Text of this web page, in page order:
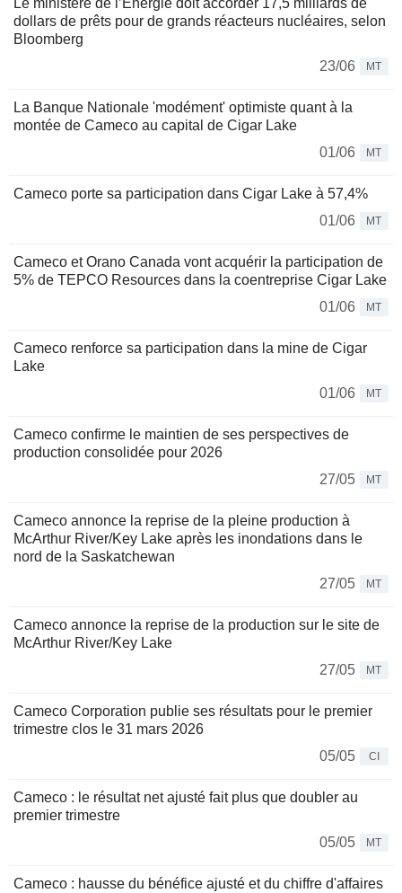
Le ministère de l’Énergie doit accorder 17,5 milliards de
dollars de prêts pour de grands réacteurs nucléaires, selon
Bloomberg
23/06
MT
La Banque Nationale 'modément' optimiste quant à la
montée de Cameco au capital de Cigar Lake
01/06
MT
Cameco porte sa participation dans Cigar Lake à 57,4%
01/06
MT
Cameco et Orano Canada vont acquérir la participation de
5% de TEPCO Resources dans la coentreprise Cigar Lake
01/06
MT
Cameco renforce sa participation dans la mine de Cigar
Lake
01/06
MT
Cameco confirme le maintien de ses perspectives de
production consolidée pour 2026
27/05
MT
Cameco annonce la reprise de la pleine production à
McArthur River/Key Lake après les inondations dans le
nord de la Saskatchewan
27/05
MT
Cameco annonce la reprise de la production sur le site de
McArthur River/Key Lake
27/05
MT
Cameco Corporation publie ses résultats pour le premier
trimestre clos le 31 mars 2026
05/05
CI
Cameco : le résultat net ajusté fait plus que doubler au
premier trimestre
05/05
MT
Cameco : hausse du bénéfice ajusté et du chiffre d'affaires